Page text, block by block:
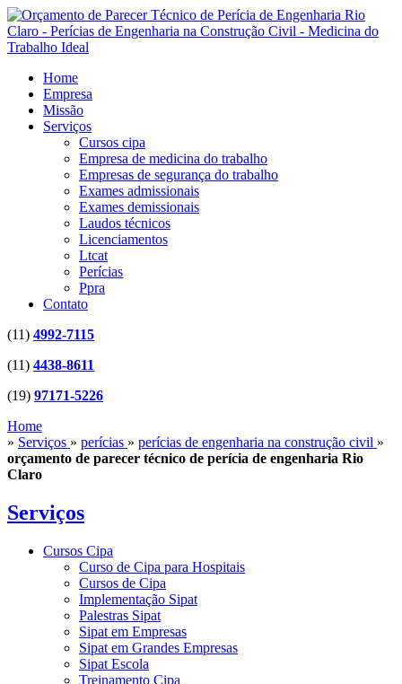
Home
Empresa
Missão
Serviços
Cursos cipa
Empresa de medicina do trabalho
Empresas de segurança do trabalho
Exames admissionais
Exames demissionais
Laudos técnicos
Licenciamentos
Ltcat
Perícias
Ppra
Contato
(11) 4992-7115
(11) 4438-8611
(19) 97171-5226
Home
» Serviços » perícias » perícias de engenharia na construção civil »
orçamento de parecer técnico de perícia de engenharia Rio
Claro
Serviços
Cursos Cipa
Curso de Cipa para Hospitais
Cursos de Cipa
Implementação Sipat
Palestras Sipat
Sipat em Empresas
Sipat em Grandes Empresas
Sipat Escola
Treinamento Cipa